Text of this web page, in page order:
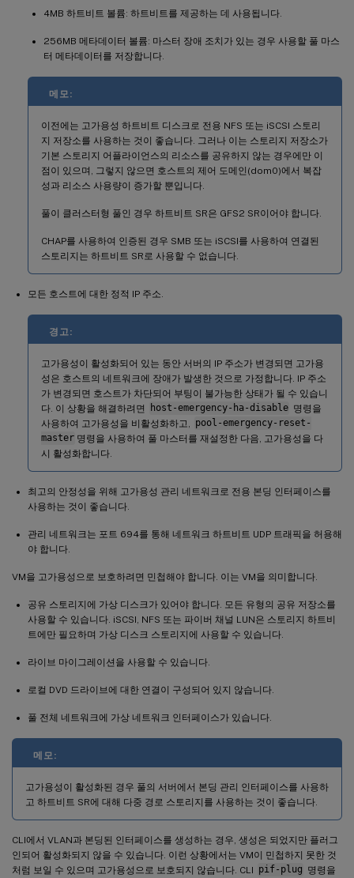
4MB 하트비트 볼륨: 하트비트를 제공하는 데 사용됩니다.
256MB 메타데이터 볼륨: 마스터 장애 조치가 있는 경우 사용할 풀 마스
터 메타데이터를 저장합니다.
메모:
이전에는 고가용성 하트비트 디스크로 전용 NFS 또는 iSCSI 스토리
지 저장소를 사용하는 것이 좋습니다. 그러나 이는 스토리지 저장소가
기본 스토리지 어플라이언스의 리소스를 공유하지 않는 경우에만 이
점이 있으며, 그렇지 않으면 호스트의 제어 도메인(dom0)에서 복잡
성과 리소스 사용량이 증가할 뿐입니다.
풀이 클러스터형 풀인 경우 하트비트 SR은 GFS2 SR이어야 합니다.
CHAP를 사용하여 인증된 경우 SMB 또는 iSCSI를 사용하여 연결된
스토리지는 하트비트 SR로 사용할 수 없습니다.
모든 호스트에 대한 정적 IP 주소.
경고:
고가용성이 활성화되어 있는 동안 서버의 IP 주소가 변경되면 고가용
성은 호스트의 네트워크에 장애가 발생한 것으로 가정합니다. IP 주소
가 변경되면 호스트가 차단되어 부팅이 불가능한 상태가 될 수 있습니
다. 이 상황을 해결하려면
host-emergency-ha-disable 명령을
사용하여 고가용성을 비활성화하고,
pool-emergency-reset-
master 명령을 사용하여 풀 마스터를 재설정한 다음, 고가용성을 다
시 활성화합니다.
최고의 안정성을 위해 고가용성 관리 네트워크로 전용 본딩 인터페이스를
사용하는 것이 좋습니다.
관리 네트워크는 포트 694를 통해 네트워크 하트비트 UDP 트래픽을 허용해
야 합니다.
VM을 고가용성으로 보호하려면 민첩해야 합니다. 이는 VM을 의미합니다.
공유 스토리지에 가상 디스크가 있어야 합니다. 모든 유형의 공유 저장소를
사용할 수 있습니다. iSCSI, NFS 또는 파이버 채널 LUN은 스토리지 하트비
트에만 필요하며 가상 디스크 스토리지에 사용할 수 있습니다.
라이브 마이그레이션을 사용할 수 있습니다.
로컬 DVD 드라이브에 대한 연결이 구성되어 있지 않습니다.
풀 전체 네트워크에 가상 네트워크 인터페이스가 있습니다.
메모:
고가용성이 활성화된 경우 풀의 서버에서 본딩 관리 인터페이스를 사용하
고 하트비트 SR에 대해 다중 경로 스토리지를 사용하는 것이 좋습니다.
CLI에서 VLAN과 본딩된 인터페이스를 생성하는 경우, 생성은 되었지만 플러그
인되어 활성화되지 않을 수 있습니다. 이런 상황에서는 VM이 민첩하지 못한 것
처럼 보일 수 있으며 고가용성으로 보호되지 않습니다. CLI pif-plug 명령을